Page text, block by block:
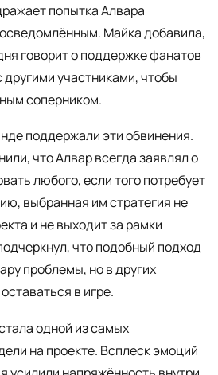
попытка Алвара
Майка добавила,
говорит о поддержке фанатов
другими участниками, чтобы
соперником.
поддержали эти обвинения.
что Алвар всегда заявлял о
любого, если того потребует
выбранная им стратегия не
и не выходит за рамки
что подобный подход
проблемы, но в других
в игре.
одной из самых
на проекте. Всплеск эмоций